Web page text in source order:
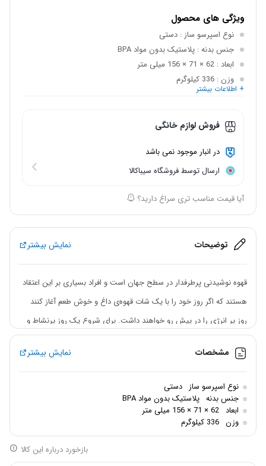
ویژگی های محصول
نوع اسپرسو ساز : دستی
جنس بدنه: پلاستیک بدون مواد BPA
ابعاد: 62 × 71 × 156 میلی متر
وزن : 336 کیلوگرم
سیستم کاپوچینو ساز
+ اطلاعات بیشتر
فروش لوازم خانگی
در انبار موجود نمی باشد
ارسال توسط فروشگاه سیباکالا
آیا قیمت مناسب تری سراغ دارید؟
توضیحات نمایش بیشتر
قهوه نوشیدنی پرطرفدار در سطح جهان است و افراد بسیاری بر این اعتقاد
هستند که اگر روز خود را با یک شات قهوه‌ی داغ و خوش طعم آغاز کنند
روز پر انرژی را در پیش رو خواهند داشت. برای شروع یک روز پرنشاط و
یکی از محصولات جالب که برای تولید قهوه اسپرسو مورد استفاده قرار
حمل، محصول شرکت واکاکو (Wacaco) بوده. شما می‌توانید بدون نیاز به
برق و تنها با نیروی دست خود برای پمپاژ، توسط این دستگاه قهوه اسپرسو
دلخواه خود را تهیه نمایید. ابعاد مناسب و استفاده سریع و آسان از
ویژگی‌های این محصول منحصر به‌فرد است و به‌دلیل وزن مناسب این
مشخصات نمایش بیشتر
نوع اسپرسو ساز دستی
جنس بدنه پلاستیک بدون مواد BPA
ابعاد 62 × 71 × 156 میلی متر
وزن 336 کیلوگرم
بازخورد درباره این کالا